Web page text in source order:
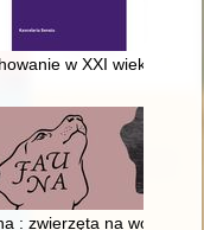
w XXI wieku : 80.
2025
: zwierzęta na wojnie i